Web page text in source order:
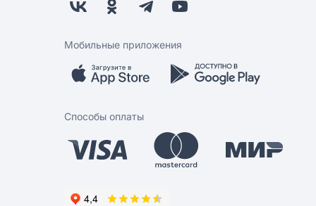
Мобильные приложения
Способы оплаты